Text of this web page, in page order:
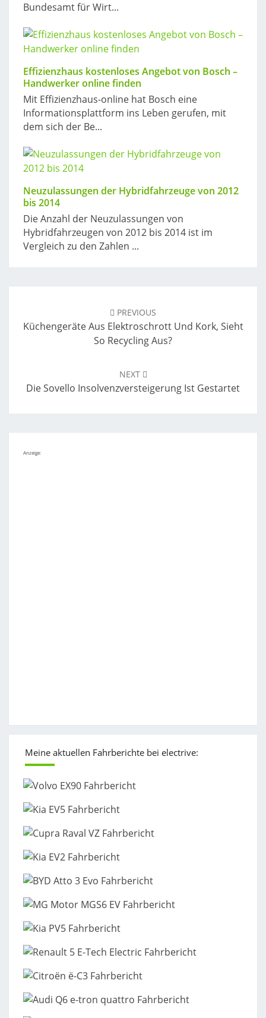
Bundesamt für Wirt...
Effizienzhaus kostenloses Angebot von Bosch –
Handwerker online finden
Mit Effizienzhaus-online hat Bosch eine
Informationsplattform ins Leben gerufen, mit
dem sich der Be...
Neuzulassungen der Hybridfahrzeuge von 2012
bis 2014
Die Anzahl der Neuzulassungen von
Hybridfahrzeugen von 2012 bis 2014 ist im
Vergleich zu den Zahlen ...
PREVIOUS
Küchengeräte Aus Elektroschrott Und Kork, Sieht
So Recycling Aus?
NEXT
Die Sovello Insolvenzversteigerung Ist Gestartet
Anzeige:
Meine aktuellen Fahrberichte bei electrive: